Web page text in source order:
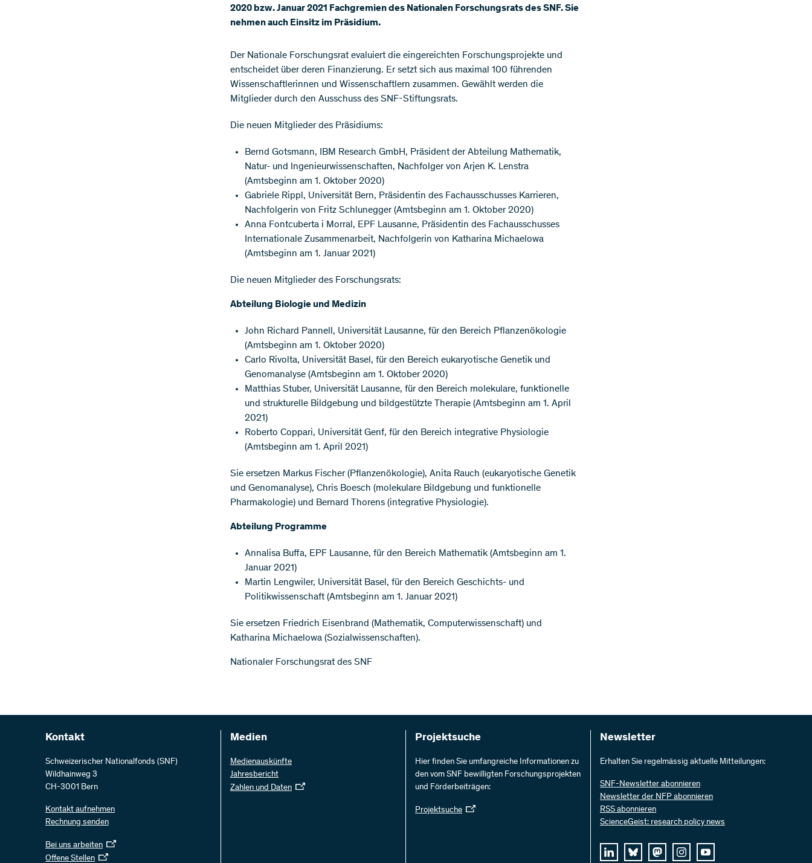
2020 bzw. Januar 2021 Fachgremien des Nationalen Forschungsrats des SNF. Sie
nehmen auch Einsitz im Präsidium.
​Der Nationale Forschungsrat evaluiert die eingereichten Forschungsprojekte und
entscheidet über deren Finanzierung. Er setzt sich aus maximal 100 führenden
Wissenschaftlerinnen und Wissenschaftlern zusammen. Gewählt werden die
Mitglieder durch den Ausschuss des SNF-Stiftungsrats.
Die neuen Mitglieder des Präsidiums:
Bernd Gotsmann, IBM Research GmbH, Präsident der Abteilung Mathematik,
Natur- und Ingenieurwissenschaften, Nachfolger von Arjen K. Lenstra
(Amtsbeginn am 1. Oktober 2020)
Gabriele Rippl, Universität Bern, Präsidentin des Fachausschusses Karrieren,
Nachfolgerin von Fritz Schlunegger (Amtsbeginn am 1. Oktober 2020)
Anna Fontcuberta i Morral, EPF Lausanne, Präsidentin des Fachausschusses
Internationale Zusammenarbeit, Nachfolgerin von Katharina Michaelowa
(Amtsbeginn am 1. Januar 2021)
Die neuen Mitglieder des Forschungsrats:
Abteilung Biologie und Medizin
John Richard Pannell, Universität Lausanne, für den Bereich Pflanzenökologie
(Amtsbeginn am 1. Oktober 2020)
Carlo Rivolta, Universität Basel, für den Bereich eukaryotische Genetik und
Genomanalyse (Amtsbeginn am 1. Oktober 2020)
Matthias Stuber, Universität Lausanne, für den Bereich molekulare, funktionelle
und strukturelle Bildgebung und bildgestützte Therapie (Amtsbeginn am 1. April
2021)
Roberto Coppari, Universität Genf, für den Bereich integrative Physiologie
(Amtsbeginn am 1. April 2021)
Sie ersetzen Markus Fischer (Pflanzenökologie), Anita Rauch (eukaryotische Genetik
und Genomanalyse), Chris Boesch (molekulare Bildgebung und funktionelle
Pharmakologie) und Bernard Thorens (integrative Physiologie).
Abteilung Programme
Annalisa Buffa, EPF Lausanne, für den Bereich Mathematik (Amtsbeginn am 1.
Januar 2021)
Martin Lengwiler, Universität Basel, für den Bereich Geschichts- und
Politikwissenschaft (Amtsbeginn am 1. Januar 2021)
Sie ersetzen Friedrich Eisenbrand (Mathematik, Computerwissenschaft) und
Katharina Michaelowa (Sozialwissenschaften).
Nationaler Forschungsrat des SNF
Kontakt
Schweizerischer Nationalfonds (SNF)
Wildhainweg 3
CH-3001 Bern
Kontakt aufnehmen
Rechnung senden
Bei uns arbeiten
Offene Stellen
Medien
Medienauskünfte
Jahresbericht
Zahlen und Daten
Projektsuche
Hier finden Sie umfangreiche Informationen zu
den vom SNF bewilligten Forschungsprojekten
und Förderbeiträgen:
Projektsuche
Newsletter
Erhalten Sie regelmässig aktuelle Mitteilungen:
SNF-Newsletter abonnieren
Newsletter der NFP abonnieren
RSS abonnieren
ScienceGeist: research policy news